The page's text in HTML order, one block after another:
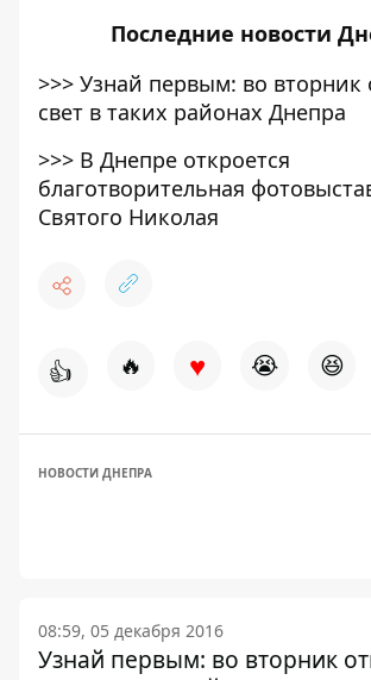
Последние новости
>>> Узнай первым: во вторник
свет в таких районах Днепра
>>> В Днепре откроется
благотворительная
Святого Николая
👍 🔥 ♥ 😭 😆
НОВОСТИ ДНЕПРА
08:59, 05 декабря 2016
Узнай первым: во вторник